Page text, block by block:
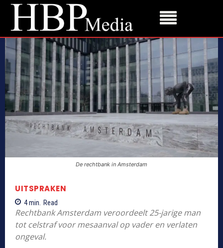
De rechtbank in Amsterdam
UITSPRAKEN
4min. Read
Rechtbank Amsterdam veroordeelt 25-jarige man
tot celstraf voor mesaanval op vader en verlaten
ongeval.